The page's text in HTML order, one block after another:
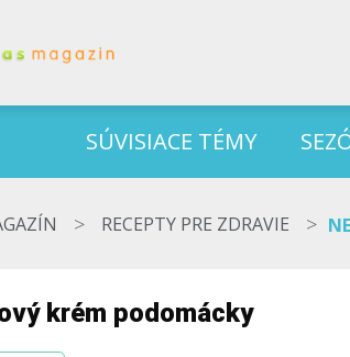
SÚVISIACE TÉMY
> RECEPTY PRE ZDRAVIE >
krém podomácky